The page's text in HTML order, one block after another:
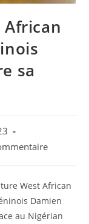
African
sa
West African
Damien
au Nigérian